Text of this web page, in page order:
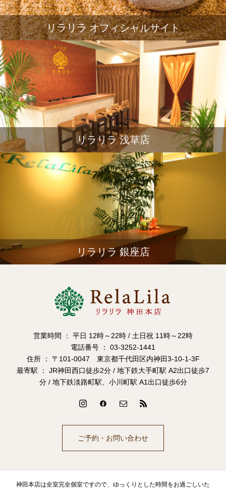
リラリラ オフィシャルサイト
リラリラ 浅草店
リラリラ 銀座店
営業時間 ： 平日 12時～22時 / 土日祝 11時～22時
電話番号 ： 03-3252-1441
住所 ： 〒101-0047 東京都千代田区内神田3-10-1-3F
最寄駅 ： JR神田西口徒歩2分 / 地下鉄大手町駅 A2出口徒歩7
分 / 地下鉄淡路町駅、小川町駅 A1出口徒歩6分
ご予約・お問い合わせ
神田本店は全室完全個室ですので、ゆっくりとした時間をお過ごしいた